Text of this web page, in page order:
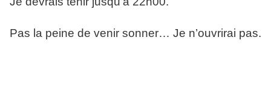
Pas la peine de venir sonner… Je n’ouvrirai pas.